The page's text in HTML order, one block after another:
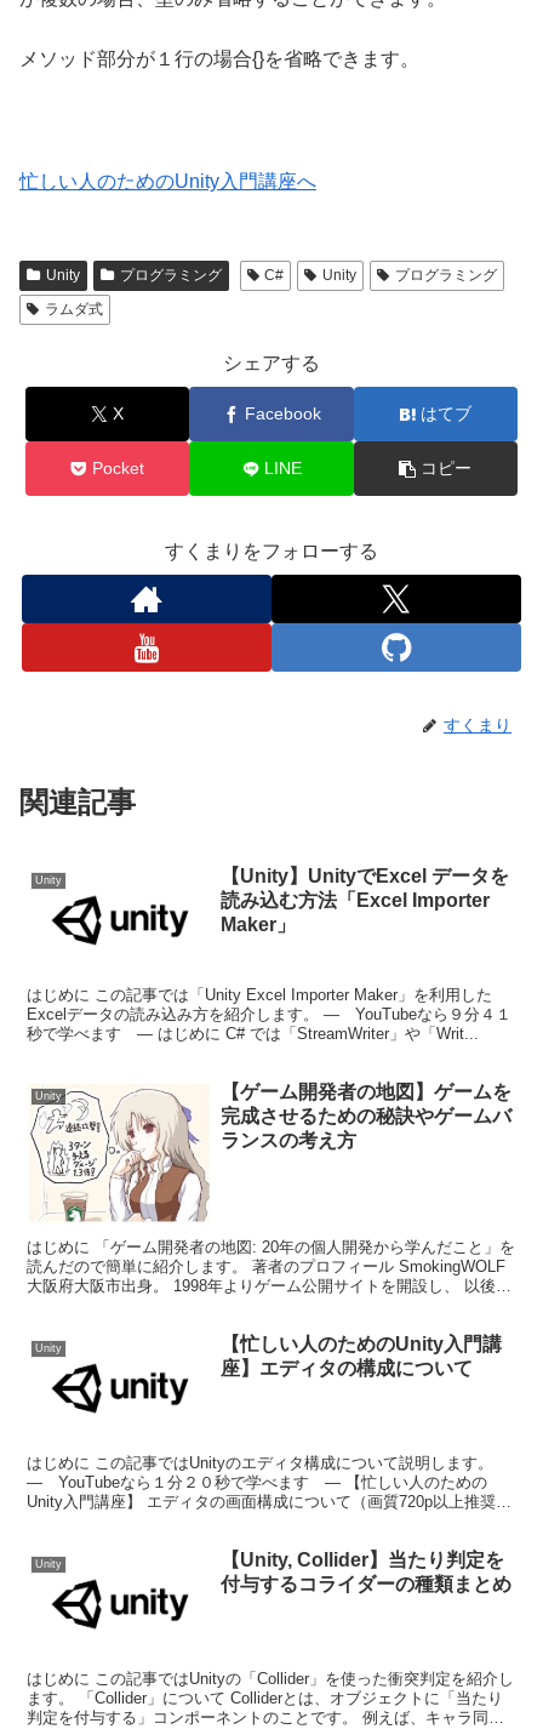
メソッド部分が１行の場合{}を省略できます。
忙しい人のためのUnity入門講座へ
Unity プログラミング C# Unity
プログラミング
ラムダ式
シェアする
X Facebook はてブ
Pocket LINE コピー
すくまりをフォローする
すくまり
関連記事
Unity
【Unity】UnityでExcel データを
読み込む方法「Excel Importer
Maker」
はじめに この記事では「Unity Excel Importer Maker」を利用した
Excelデータの読み込み方を紹介します。 — YouTubeなら９分４１
秒で学べます ― はじめに C# では「StreamWriter」や「Writ...
Unity
【ゲーム開発者の地図】ゲームを
完成させるための秘訣やゲームバ
ランスの考え方
はじめに 「ゲーム開発者の地図: 20年の個人開発から学んだこと」を
読んだので簡単に紹介します。 著者のプロフィール SmokingWOLF
大阪府大阪市出身。 1998年よりゲーム公開サイトを開設し、 以後、
Unity
【忙しい人のためのUnity入門講
座】エディタの構成について
はじめに この記事ではUnityのエディタ構成について説明します。
— YouTubeなら１分２０秒で学べます — 【忙しい人のための
Unity入門講座】 エディタの画面構成について（画質720p以上推奨）
Unity
【Unity, Collider】当たり判定を
付与するコライダーの種類まとめ
はじめに この記事ではUnityの「Collider」を使った衝突判定を紹介し
ます。 「Collider」について Colliderとは、オブジェクトに「当たり
判定を付与する」コンポーネントのことです。 例えば、キャラ同士